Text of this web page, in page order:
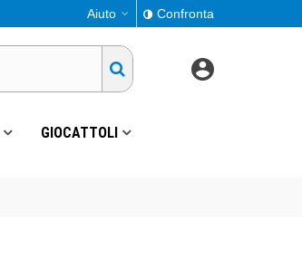
Aiuto Confronta
GIOCATTOLI